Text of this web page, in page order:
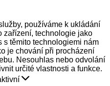
používáme k ukládání
zařízení, technologie jako
s těmito technologiemi nám
je chování při procházení
Nesouhlas nebo odvolání
určité vlastnosti a funkce.